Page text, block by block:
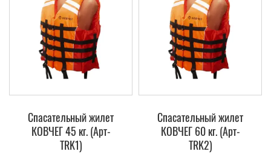
Спасательный жилет
КОВЧЕГ 45 кг. (Арт-
TRK1)
Спасательный жилет
КОВЧЕГ 60 кг. (Арт-
TRK2)